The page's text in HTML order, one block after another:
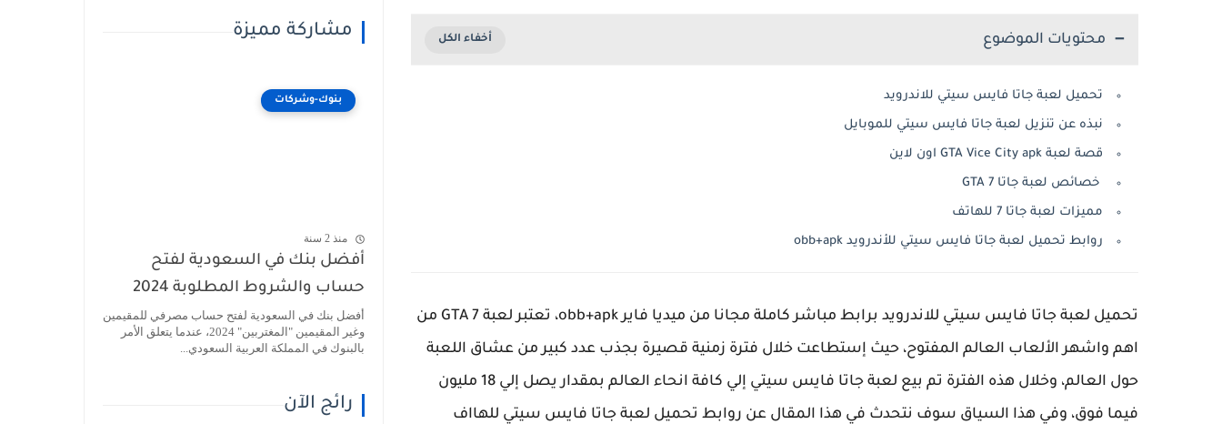
محتويات الموضوع
تحميل لعبة جاتا فايس سيتي للاندرويد
نبذه عن تنزيل لعبة جاتا فايس سيتي للموبايل
قصة لعبة GTA Vice City apk اون لاين
خصائص لعبة جاتا GTA 7
مميزات لعبة جاتا 7 للهاتف
روابط تحميل لعبة جاتا فايس سيتي للأندرويد obb+apk
تحميل لعبة جاتا فايس سيتي للاندرويد برابط مباشر كاملة مجانا من ميديا فاير obb+apk، تعتبر لعبة GTA 7 من
اهم واشهر الألعاب العالم المفتوح، حيث إستطاعت خلال فترة زمنية قصيرة بجذب عدد كبير من عشاق اللعبة
حول العالم، وخلال هذه الفترة تم بيع لعبة جاتا فايس سيتي إلي كافة انحاء العالم بمقدار يصل إلي 18 مليون
فيما فوق، وفي هذا السياق سوف نتحدث في هذا المقال عن روابط تحميل لعبة جاتا فايس سيتي للهااف
مشاركة مميزة
بنوك-وشركات
منذ 2 سنة
أفضل بنك في السعودية لفتح
حساب والشروط المطلوبة 2024
أفضل بنك في السعودية لفتح حساب مصرفي للمقيمين
وغير المقيمين "المغتربين" 2024، عندما يتعلق الأمر
بالبنوك في المملكة العربية السعودي...
رائج الآن